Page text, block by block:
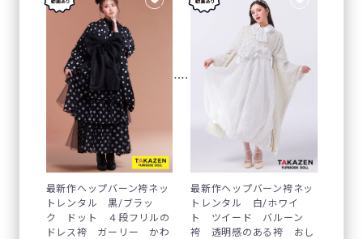
最新作ヘップバーン袴ネッ
トレンタル 黒/ブラッ
ク ドット ４段フリルの
ドレス袴 ガーリー かわ
最新作ヘップバーン袴ネッ
トレンタル 白/ホワイ
ト ツイード バルーン
袴 透明感のある袴 おし